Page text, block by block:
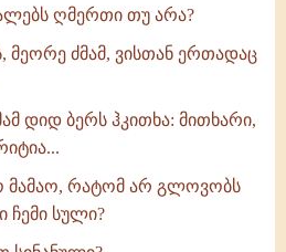
ღმერთი თუ არა?
მეორე ძმამ, ვისთან ერთადაც
დიდ ბერს ჰკითხა: მითხარი,
მამაო, რატომ არ გლოვობს
სული?